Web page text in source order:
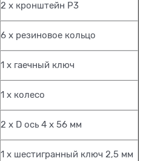
2 х кронштейн P3
6 х резиновое кольцо
1 х гаечный ключ
1 х колесо
2 х D ось 4 х 56 мм
1 х шестигранный ключ 2,5 мм